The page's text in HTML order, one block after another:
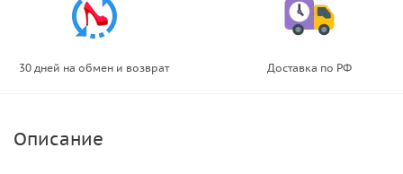
30 дней на обмен и возврат Доставка по РФ
Описание